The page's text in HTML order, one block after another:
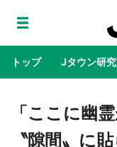
トップ Jタウン研
地域×二次元 絶
「ここに幽
〝隙間〟に